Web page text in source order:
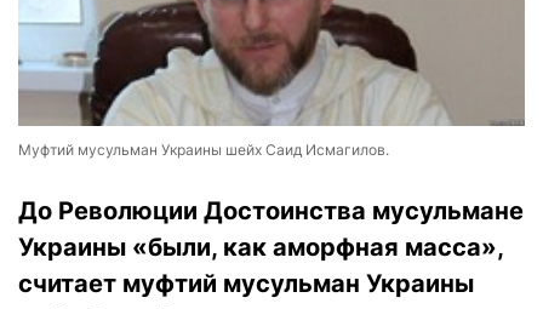
Муфтий мусульман Украины шейх Саид Исмагилов.
До Революции Достоинства мусульмане
Украины «были, как аморфная масса»,
считает муфтий мусульман Украины